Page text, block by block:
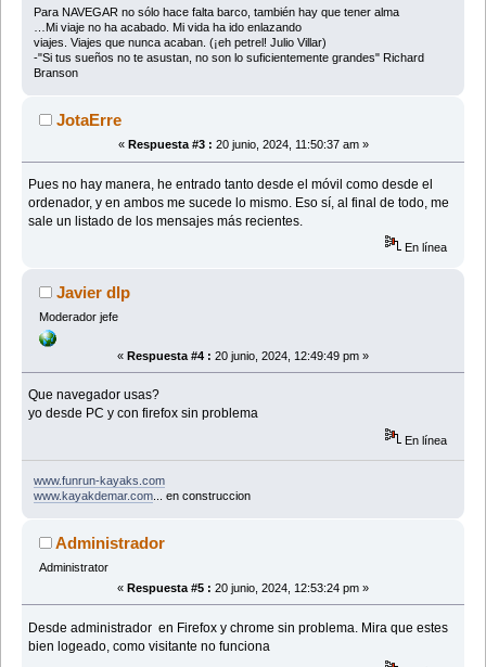
Para NAVEGAR no sólo hace falta barco, también hay que tener alma
…Mi viaje no ha acabado. Mi vida ha ido enlazando
viajes. Viajes que nunca acaban. (¡eh petrel! Julio Villar)
-"Si tus sueños no te asustan, no son lo suficientemente grandes" Richard
Branson
JotaErre
« Respuesta #3 : 20 junio, 2024, 11:50:37 am »
Pues no hay manera, he entrado tanto desde el móvil como desde el
ordenador, y en ambos me sucede lo mismo. Eso sí, al final de todo, me
sale un listado de los mensajes más recientes.
En línea
Javier dlp
Moderador jefe
« Respuesta #4 : 20 junio, 2024, 12:49:49 pm »
Que navegador usas?
yo desde PC y con firefox sin problema
En línea
www.funrun-kayaks.com
www.kayakdemar.com... en construccion
Administrador
Administrator
« Respuesta #5 : 20 junio, 2024, 12:53:24 pm »
Desde administrador en Firefox y chrome sin problema. Mira que estes
bien logeado, como visitante no funciona